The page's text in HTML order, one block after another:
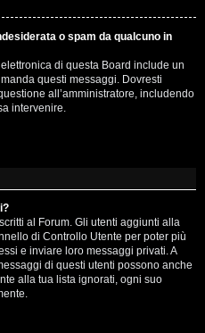
o spam da qualcuno in
di questa Board include un
questi messaggi. Dovresti
all’amministratore, includendo
intervenire.
al Forum. Gli utenti aggiunti alla
di Controllo Utente per poter più
e inviare loro messaggi privati. A
di questi utenti possono anche
alla tua lista ignorati, ogni suo